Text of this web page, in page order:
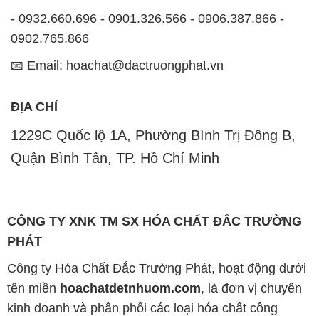
- 0932.660.696 - 0901.326.566 - 0906.387.866 -
0902.765.866
📧 Email: hoachat@dactruongphat.vn
ĐỊA CHỈ
1229C Quốc lộ 1A, Phường Bình Trị Đông B,
Quận Bình Tân, TP. Hồ Chí Minh
CÔNG TY XNK TM SX HÓA CHẤT ĐẮC TRƯỜNG
PHÁT
Công ty Hóa Chất Đắc Trường Phát, hoạt động dưới
tên miền hoachatdetnhuom.com, là đơn vị chuyên
kinh doanh và phân phối các loại hóa chất công